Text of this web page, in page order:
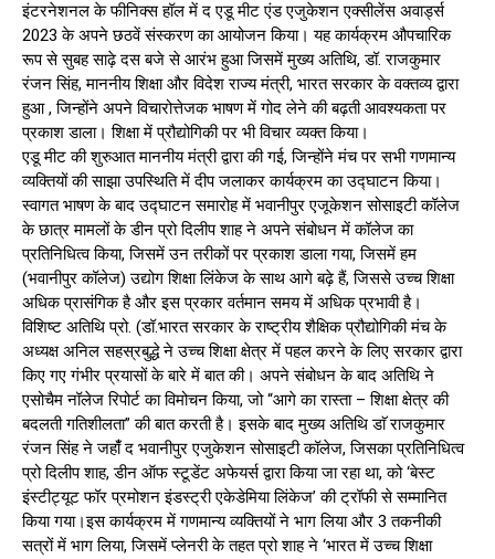
इंटरनेशनल के फीनिक्स हॉल में द एडू मीट एंड एजुकेशन एक्सीलेंस अवार्ड्स
2023 के अपने छठवें संस्करण का आयोजन किया। यह कार्यक्रम औपचारिक
रूप से सुबह साढ़े दस बजे से आरंभ हुआ जिसमें मुख्य अतिथि, डॉ. राजकुमार
रंजन सिंह, माननीय शिक्षा और विदेश राज्य मंत्री, भारत सरकार के वक्तव्य द्वारा
हुआ , जिन्होंने अपने विचारोत्तेजक भाषण में गोद लेने की बढ़ती आवश्यकता पर
प्रकाश डाला। शिक्षा में प्रौद्योगिकी पर भी विचार व्यक्त किया।
एडू मीट की शुरुआत माननीय मंत्री द्वारा की गई, जिन्होंने मंच पर सभी गणमान्य
व्यक्तियों की साझा उपस्थिति में दीप जलाकर कार्यक्रम का उद्घाटन किया।
स्वागत भाषण के बाद उद्घाटन समारोह में भवानीपुर एजूकेशन सोसाइटी कॉलेज
के छात्र मामलों के डीन प्रो दिलीप शाह ने अपने संबोधन में कॉलेज का
प्रतिनिधित्व किया, जिसमें उन तरीकों पर प्रकाश डाला गया, जिसमें हम
(भवानीपुर कॉलेज) उद्योग शिक्षा लिंकेज के साथ आगे बढ़े हैं, जिससे उच्च शिक्षा
अधिक प्रासंगिक है और इस प्रकार वर्तमान समय में अधिक प्रभावी है।
विशिष्ट अतिथि प्रो. (डॉ.भारत सरकार के राष्ट्रीय शैक्षिक प्रौद्योगिकी मंच के
अध्यक्ष अनिल सहस्रबुद्धे ने उच्च शिक्षा क्षेत्र में पहल करने के लिए सरकार द्वारा
किए गए गंभीर प्रयासों के बारे में बात की। अपने संबोधन के बाद अतिथि ने
एसोचैम नॉलेज रिपोर्ट का विमोचन किया, जो “आगे का रास्ता – शिक्षा क्षेत्र की
बदलती गतिशीलता” की बात करती है। इसके बाद मुख्य अतिथि डाॅ राजकुमार
रंजन सिंह ने जहांँ द भवानीपुर एजुकेशन सोसाइटी कॉलेज, जिसका प्रतिनिधित्व
प्रो दिलीप शाह, डीन ऑफ स्टूडेंट अफेयर्स द्वारा किया जा रहा था, को ‘बेस्ट
इंस्टीट्यूट फॉर प्रमोशन इंडस्ट्री एकेडेमिया लिंकेज’ की ट्रॉफी से सम्मानित
किया गया।इस कार्यक्रम में गणमान्य व्यक्तियों ने भाग लिया और 3 तकनीकी
सत्रों में भाग लिया, जिसमें प्लेनरी के तहत प्रो शाह ने ‘भारत में उच्च शिक्षा